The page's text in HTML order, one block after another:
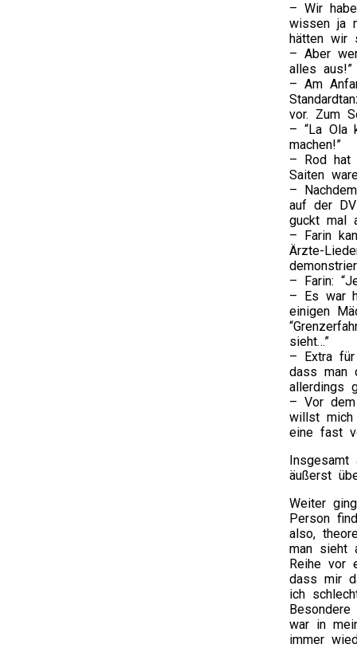
– Wir
wissen ja
hätten wir
– Aber
alles
– Am
vor. Zum
– “La Ola
machen!”
– Rod hat
Saiten
–
auf der
guckt mal
– Farin
Ärzte-
– Farin:
– Es war
einigen
sieht…”
– Extra für
dass man
allerdings
– Vor
willst
eine fast
äußerst
Weiter
Person
also,
man sieht
Reihe vor
dass mir
ich
war in
immer